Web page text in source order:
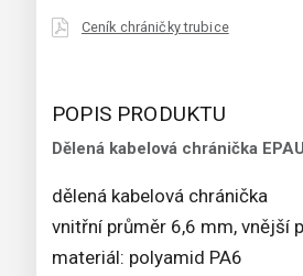
Ceník chráničky trubice
POPIS PRODUKTU
Dělená kabelová chránička
dělená kabelová chránička
vnitřní průměr 6,6 mm, vnější
materiál: polyamid PA6